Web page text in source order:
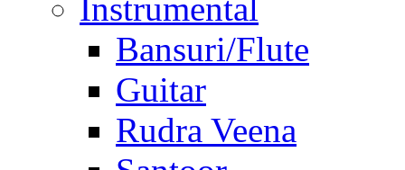
Instrumental
Bansuri/Flute
Guitar
Rudra Veena